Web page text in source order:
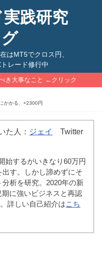
践研究
はMT5でクロス円、
レード修行中
き大事なこと ←クリック
かかる、+2300円
た人： ジェイ
Twitter
始するがいきなり60万円
出す。しかし諦めずにそ
析を研究。2020年の新
に強いビジネスと再認
詳しい自己紹介はこち